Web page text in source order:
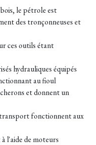
le pétrole est
des tronçonneuses et
ces outils étant
hydrauliques équipés
au fioul
et donnent un
transport fonctionnent aux
l'aide de moteurs